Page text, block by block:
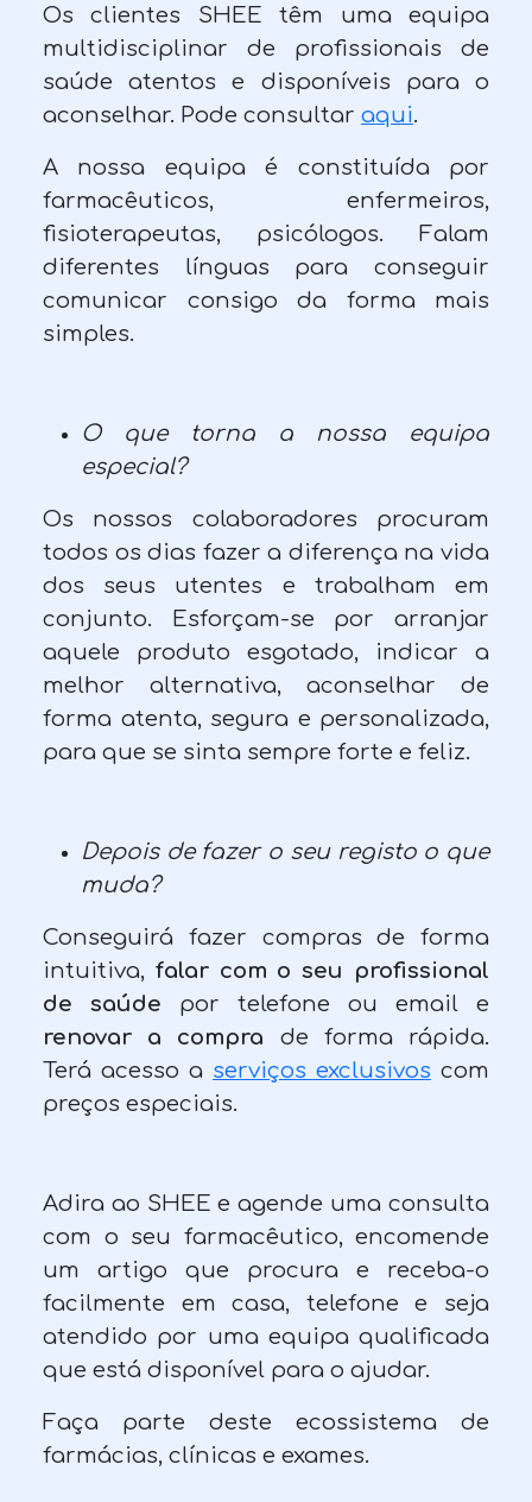
Os clientes SHEE têm uma equipa
multidisciplinar de profissionais de
saúde atentos e disponíveis para o
aconselhar. Pode consultar aqui.
A nossa equipa é constituída por
farmacêuticos, enfermeiros,
fisioterapeutas, psicólogos. Falam
diferentes línguas para conseguir
comunicar consigo da forma mais
simples.
O que torna a nossa equipa
especial?
Os nossos colaboradores procuram
todos os dias fazer a diferença na vida
dos seus utentes e trabalham em
conjunto. Esforçam-se por arranjar
aquele produto esgotado, indicar a
melhor alternativa, aconselhar de
forma atenta, segura e personalizada,
para que se sinta sempre forte e feliz.
Depois de fazer o seu registo o que
muda?
Conseguirá fazer compras de forma
intuitiva, falar com o seu profissional
de saúde por telefone ou email e
renovar a compra de forma rápida.
Terá acesso a serviços exclusivos com
preços especiais.
Adira ao SHEE e agende uma consulta
com o seu farmacêutico, encomende
um artigo que procura e receba-o
facilmente em casa, telefone e seja
atendido por uma equipa qualificada
que está disponível para o ajudar.
Faça parte deste ecossistema de
farmácias, clínicas e exames.